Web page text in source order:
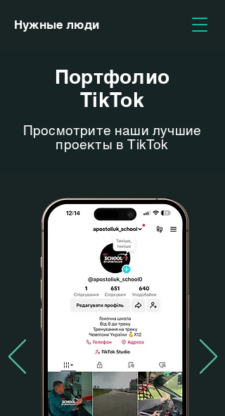
Нужные люди
Портфолио
TikTok
Просмотрите наши лучшие
проекты в TikTok